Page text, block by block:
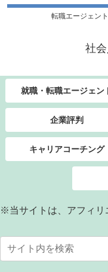
転職エージェン
社
就職・転職エージェン
企業評判
キャリアコーチング
※当サイトは、アフィリ